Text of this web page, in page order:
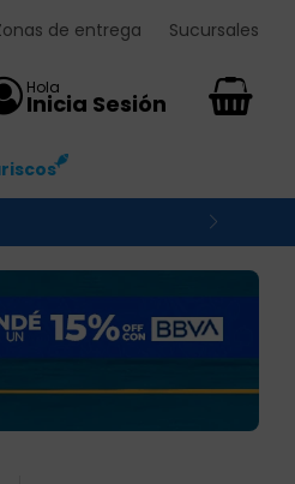
0
de entrega Sucursales